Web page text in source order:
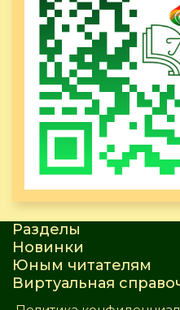
Разделы
Новинки
Юным читателям
Виртуальная